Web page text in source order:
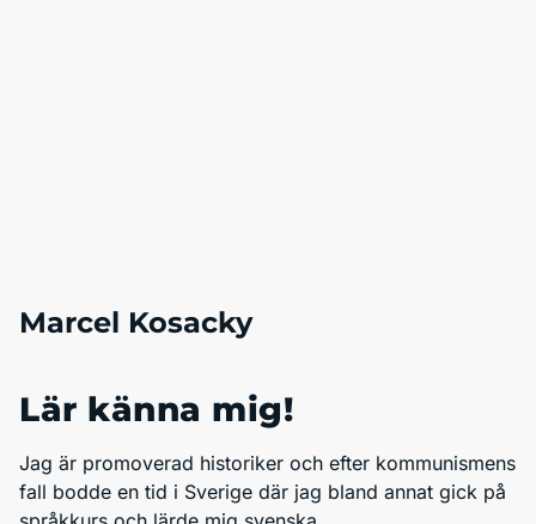
Marcel Kosacky
Lär känna mig!
Jag är promoverad historiker och efter kommunismens
fall bodde en tid i Sverige där jag bland annat gick på